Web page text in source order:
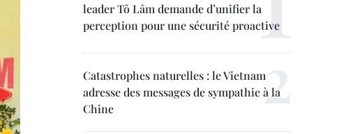
leader Tô Lâm demande d’unifier la
perception pour une sécurité proactive
Catastrophes naturelles : le Vietnam
adresse des messages de sympathie à la
Chine